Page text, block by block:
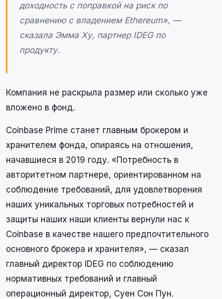
доходность с поправкой на риск по
сравнению с владением Ethereum», —
сказала Эмма Ху, партнер IDEG по
продукту.
Компания не раскрыла размер или сколько уже
вложено в фонд.
Coinbase Prime станет главным брокером и
хранителем фонда, опираясь на отношения,
начавшиеся в 2019 году. «Потребность в
авторитетном партнере, ориентированном на
соблюдение требований, для удовлетворения
наших уникальных торговых потребностей и
защиты наших наши клиенты вернули нас к
Coinbase в качестве нашего предпочтительного
основного брокера и хранителя», — сказал
главный директор IDEG по соблюдению
нормативных требований и главный
операционный директор, Суен Сон Пун.